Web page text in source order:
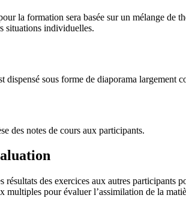
la formation sera basée sur un mélange de
situations individuelles.
dispensé sous forme de diaporama largement
des notes de cours aux participants.
résultats des exercices aux autres participants
multiples pour évaluer l’assimilation de la